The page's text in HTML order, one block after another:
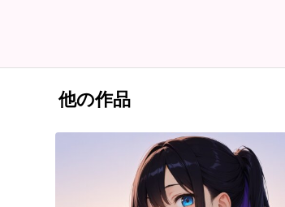
他の作品